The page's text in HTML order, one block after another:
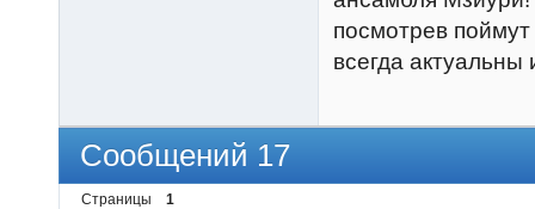
посмотрев
всегда
Сообщений 17
Страницы 1